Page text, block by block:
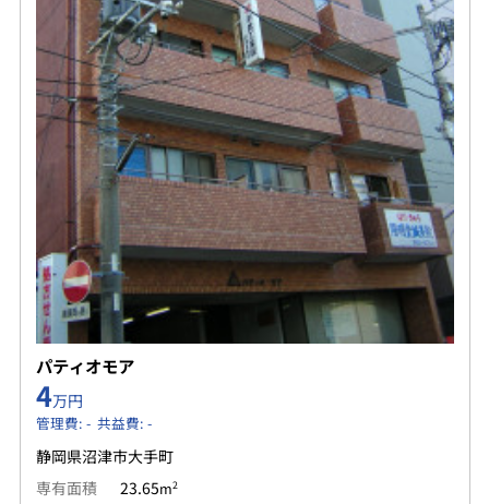
パティオモア
4万円
管理費: - 共益費: -
静岡県沼津市大手町
専有面積
23.65m2